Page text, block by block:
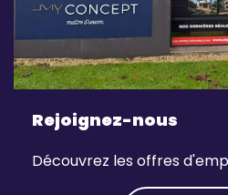
Rejoignez-nous
Découvrez les offres